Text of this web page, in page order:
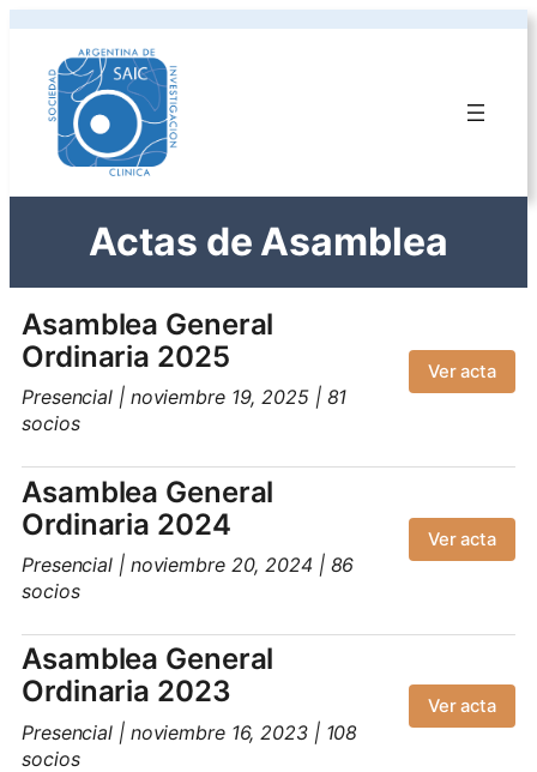
Actas de Asamblea
Asamblea General
Ordinaria 2025
Presencial | noviembre 19, 2025 | 81
socios
Ver acta
Asamblea General
Ordinaria 2024
Presencial | noviembre 20, 2024 | 86
socios
Ver acta
Asamblea General
Ordinaria 2023
Presencial | noviembre 16, 2023 | 108
socios
Ver acta